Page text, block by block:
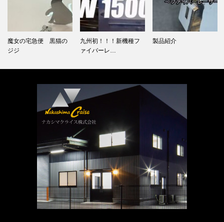
魔女の宅急便 黒猫の
ジジ
九州初！！！新機種フ
ァイバーレ…
製品紹介